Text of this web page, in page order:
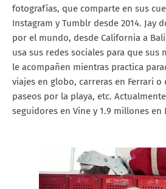
fotografías, que comparte en sus
Instagram y Tumblr desde 2014. Jay
por el mundo, desde California a
usa sus redes sociales para que sus
le acompañen mientras practica
viajes en globo, carreras en Ferrari
paseos por la playa, etc.
seguidores en Vine y 1.9 millones en